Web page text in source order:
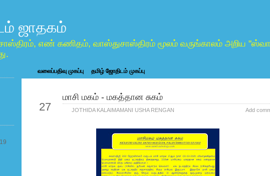
ஜாதகம்
எண் கணிதம், வாஸ்துசாஸ்திரம் மூலம் வருங்காலம் அறிய
வலைப்பதிவு முகப்பு தமிழ் ஜோதிடம் முகப்பு
27
மாசி மகம் - மகத்தான சுகம்
JOTHIDA KALAIMAMANI USHA RENGAN Add